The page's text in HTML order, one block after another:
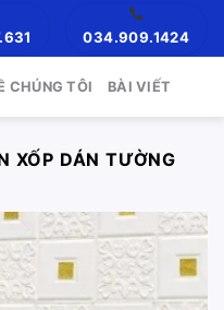
034.909.1424
CHÚNG TÔI BÀI VIẾT
XỐP DÁN TƯỜNG